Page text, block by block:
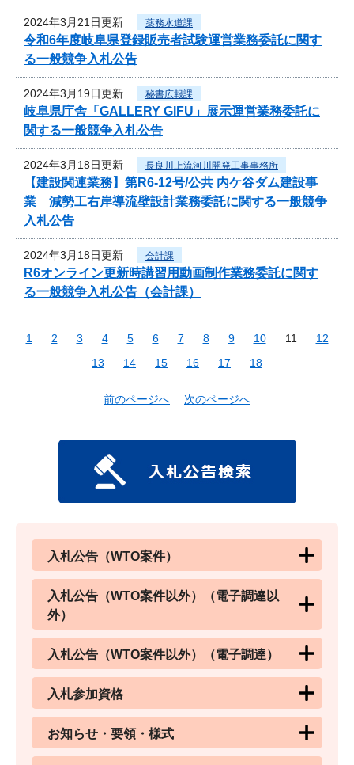
2024年3月21日更新 薬務水道課
令和6年度岐阜県登録販売者試験運営業務委託に関す
る一般競争入札公告
2024年3月19日更新 秘書広報課
岐阜県庁舎「GALLERY GIFU」展示運営業務委託に
関する一般競争入札公告
2024年3月18日更新 長良川上流河川開発工事事務所
【建設関連業務】第R6-12号/公共 内ケ谷ダム建設事
業 減勢工右岸導流壁設計業務委託に関する一般競争
入札公告
2024年3月18日更新 会計課
R6オンライン更新時講習用動画制作業務委託に関す
る一般競争入札公告（会計課）
1 2 3 4 5 6 7 8 9 10 11
12
13
14 15 16 17 18
前のページへ 次のページへ
入札公告（WTO案件）
入札公告（WTO案件以外）（電子調達以
外）
入札公告（WTO案件以外）（電子調達）
入札参加資格
お知らせ・要領・様式